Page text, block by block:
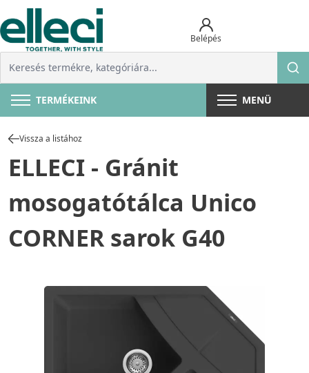
Belépés
TERMÉKEINK MENÜ
Vissza a listához
ELLECI - Gránit
mosogatótálca Unico
CORNER sarok G40